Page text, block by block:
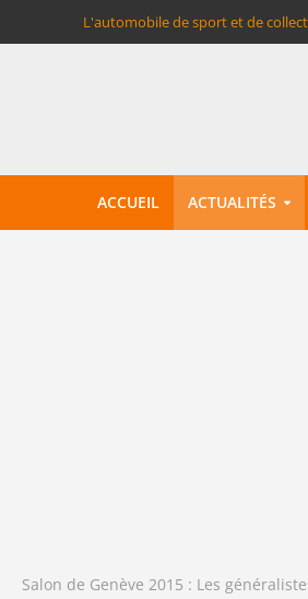
L'automobile de sport et de
ACCUEIL ACTUALITÉS
Salon de Genève 2015 : Les